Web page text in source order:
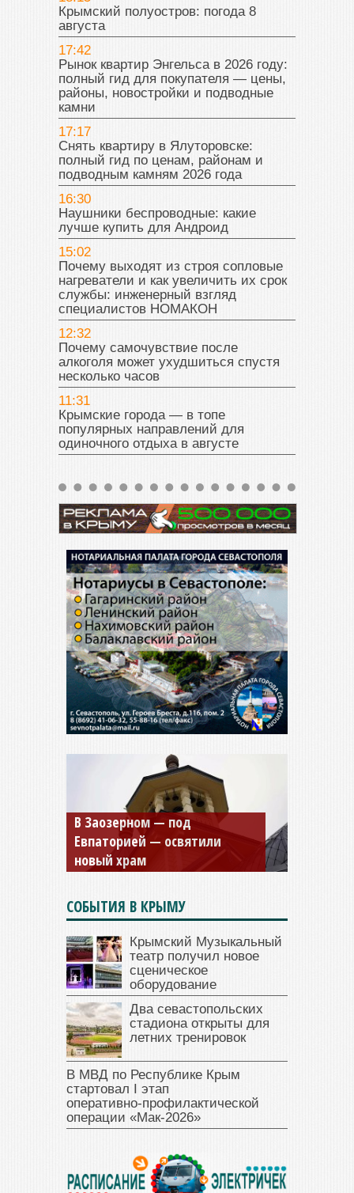
Крымский полуостров: погода 8
августа
17:42
Рынок квартир Энгельса в 2026 году:
полный гид для покупателя — цены,
районы, новостройки и подводные
камни
17:17
Снять квартиру в Ялуторовске:
полный гид по ценам, районам и
подводным камням 2026 года
16:30
Наушники беспроводные: какие
лучше купить для Андроид
15:02
Почему выходят из строя сопловые
нагреватели и как увеличить их срок
службы: инженерный взгляд
специалистов НОМАКОН
12:32
Почему самочувствие после
алкоголя может ухудшиться спустя
несколько часов
11:31
Крымские города — в топе
популярных направлений для
одиночного отдыха в августе
В Заозерном — под
Евпаторией — освятили
новый храм
СОБЫТИЯ В КРЫМУ
Крымский Музыкальный
театр получил новое
сценическое
оборудование
Два севастопольских
стадиона открыты для
летних тренировок
В МВД по Республике Крым
стартовал I этап
оперативно‑профилактической
операции «Мак‑2026»